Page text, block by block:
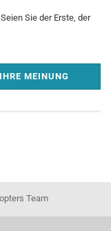
Sie der Erste, der
IHRE MEINUNG
Team